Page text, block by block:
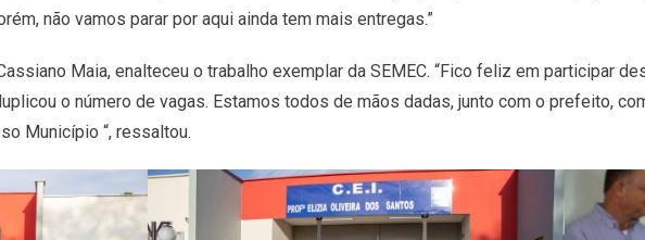
não vamos parar por aqui ainda tem mais entregas.”
Maia, enalteceu o trabalho exemplar da SEMEC. “Fico feliz em participar
o número de vagas. Estamos todos de mãos dadas, junto com o prefeito,
Município “, ressaltou.